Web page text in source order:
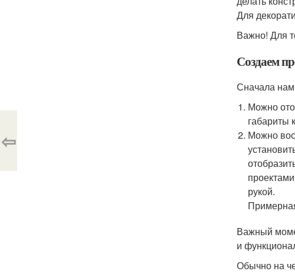
Для
Важно! Для
Создаем
Сначала нам
Можно
габариты
Можно
рукой.
Важный
и
Обычно на
⇦